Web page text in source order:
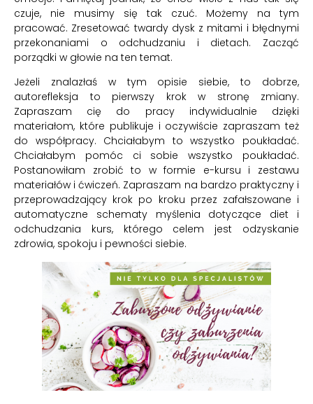
czuje, nie musimy się tak czuć. Możemy na tym
pracować. Zresetować twardy dysk z mitami i błędnymi
przekonaniami o odchudzaniu i dietach. Zacząć
porządki w głowie na ten temat.
Jeżeli znalazłaś w tym opisie siebie, to dobrze,
autorefleksja to pierwszy krok w stronę zmiany.
Zapraszam cię do pracy indywidualnie dzięki
materiałom, które publikuje i oczywiście zapraszam też
do współpracy. Chciałabym to wszystko poukładać.
Chciałabym pomóc ci sobie wszystko poukładać.
Postanowiłam zrobić to w formie e-kursu i zestawu
materiałów i ćwiczeń. Zapraszam na bardzo praktyczny i
przeprowadzający krok po kroku przez zafałszowane i
automatyczne schematy myślenia dotyczące diet i
odchudzania kurs, którego celem jest odzyskanie
zdrowia, spokoju i pewności siebie.